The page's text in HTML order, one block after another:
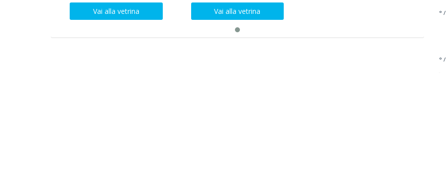
Vai alla vetrina Vai alla vetrina °
°